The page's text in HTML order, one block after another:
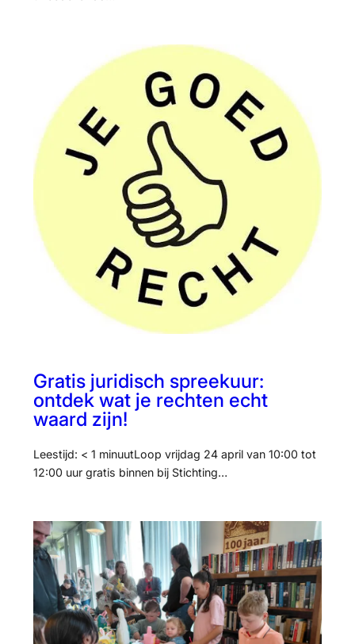
Gratis juridisch spreekuur:
ontdek wat je rechten echt
waard zijn!
Leestijd: < 1 minuutLoop vrijdag 24 april van 10:00 tot
12:00 uur gratis binnen bij Stichting…